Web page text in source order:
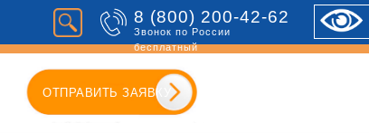
8 (800) 200-42-62
Звонок по России
бесплатный
ОТПРАВИТЬ ЗАЯВКУ